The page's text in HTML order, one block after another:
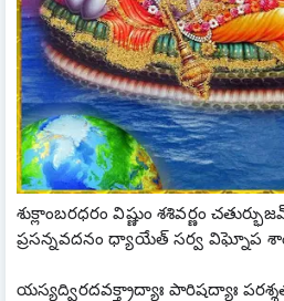
శుక్లాంబరధరం విష్ణుం శశివర్ణం
ప్రసన్నవదనం ధ్యాయేత్ సర్వ విఘ్నోప
యస్యద్విరదవక్త్రాద్యాః పారిషద్యాః